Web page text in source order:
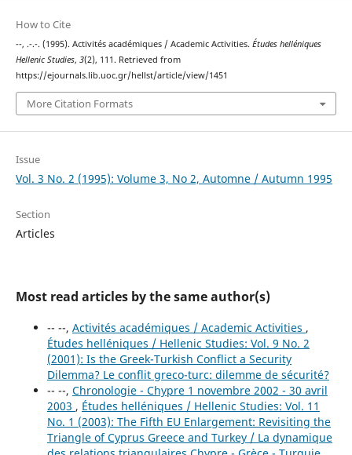
How to Cite
--, .-.-. (1995). Activités académiques / Academic Activities. Études helléniques
Hellenic Studies, 3(2), 111. Retrieved from
https://ejournals.lib.uoc.gr/hellst/article/view/1451
More Citation Formats
Issue
Vol. 3 No. 2 (1995): Volume 3, No 2, Automne / Autumn 1995
Section
Articles
Most read articles by the same author(s)
-- --, Activités académiques / Academic Activities ,
Études helléniques / Hellenic Studies: Vol. 9 No. 2
(2001): Is the Greek-Turkish Conflict a Security
Dilemma? Le conflit greco-turc: dilemme de sécurité?
-- --, Chronologie - Chypre 1 novembre 2002 - 30 avril
2003 , Études helléniques / Hellenic Studies: Vol. 11
No. 1 (2003): The Fifth EU Enlargement: Revisiting the
Triangle of Cyprus Greece and Turkey / La dynamique